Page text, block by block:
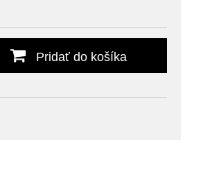
Pridať do košíka